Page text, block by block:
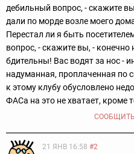
дебильный вопрос, - скажите
дали по морде возле моего
Перестал ли я быть
вопрос, - скажите вы, - конечно
бдительны! Вас водят за нос -
надуманная, проплаченная по
к этому клубу обусловлено
ФАСа на это не хватает, кроме
21 ЯНВ 16:58 #2